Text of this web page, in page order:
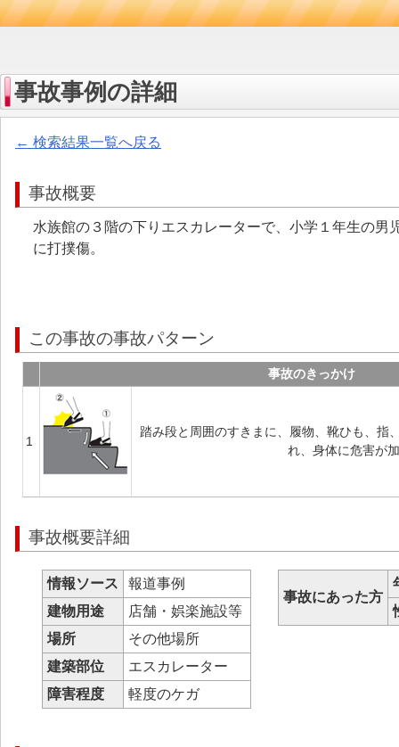
事故事例の詳細
← 検索結果一覧へ戻る
事故概要
水族館の３階の下りエスカレーターで、小学１年生の
に打撲傷。
この事故の事故パターン
事故のきっかけ
1
踏み段と周囲のすきまに、履物、靴ひも、指
れ、身体に危害が
事故概要詳細
情報ソース
報道事例
建物用途
店舗・娯楽施設等
場所
その他場所
建築部位
エスカレーター
障害程度
軽度のケガ
事故にあった方